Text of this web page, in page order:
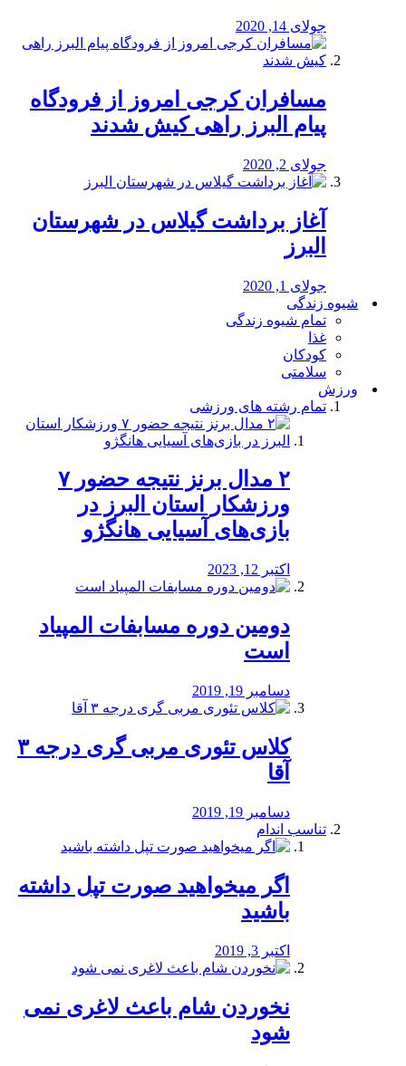
جولای 14, 2020
مسافران کرجی امروز از فرودگاه
پیام البرز راهی کیش شدند
جولای 2, 2020
آغاز برداشت گیلاس در شهرستان
البرز
جولای 1, 2020
شیوه زندگی
تمام شیوه زندگی
غذا
کودکان
سلامتی
ورزش
تمام رشته های ورزشی
۲ مدال برنز نتیجه حضور ۷
ورزشکار استان البرز در
بازی‌های آسیایی هانگژو
اکتبر 12, 2023
دومین دوره مسابفات المپیاد
است
دسامبر 19, 2019
کلاس تئوری مربی گری درجه ۳
آقا
دسامبر 19, 2019
تناسب اندام
اگر میخواهید صورت تپل داشته
باشید
اکتبر 3, 2019
نخوردن شام باعث لاغری نمی
‌شود